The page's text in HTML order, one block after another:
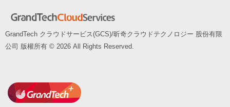
GrandTech クラウドサービス(GCS)/昕奇クラウドテクノロジー 股份有限
公司 版權所有 © 2026 All Rights Reserved.